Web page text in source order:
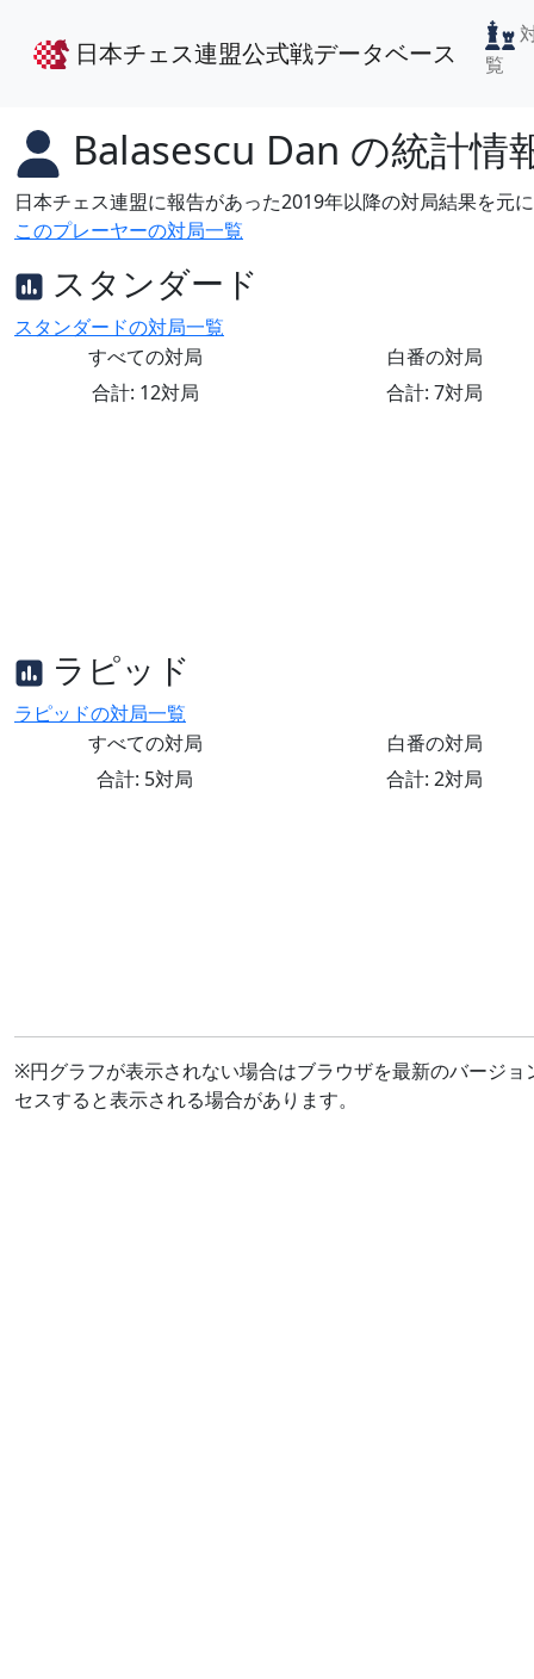
日本チェス連盟公式戦データベース
覧
Balasescu Dan の統計情
日本チェス連盟に報告があった2019年以降の対局結果を元
このプレーヤーの対局一覧
スタンダード
スタンダードの対局一覧
すべての対局
合計: 12対局
白番の対局
合計: 7対局
ラピッド
ラピッドの対局一覧
すべての対局
合計: 5対局
白番の対局
合計: 2対局
※円グラフが表示されない場合はブラウザを最新のバージ
セスすると表示される場合があります。